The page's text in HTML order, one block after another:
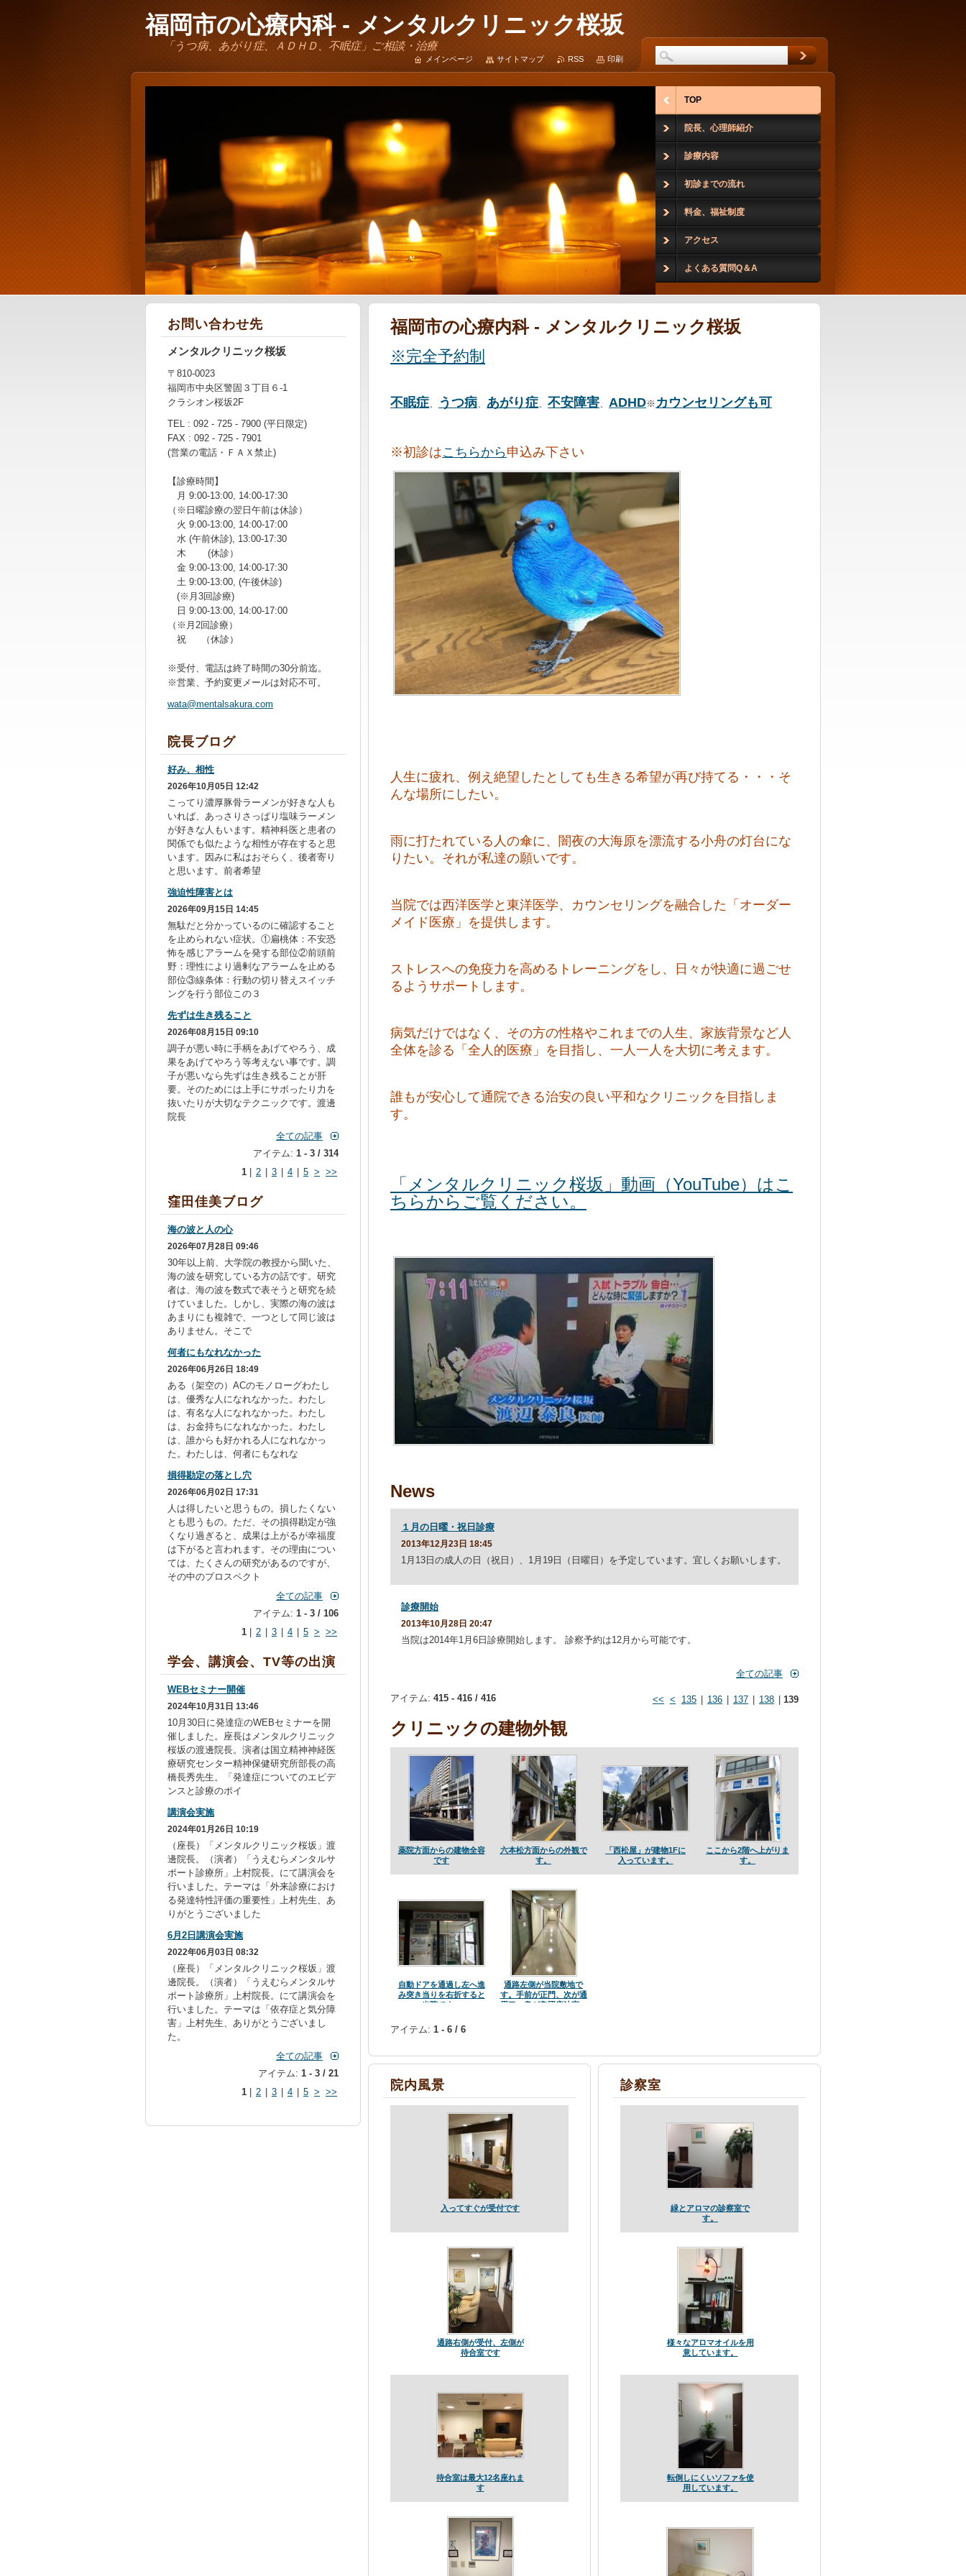
福岡市の心療内科 - メンタルクリニック桜坂
「うつ病、あがり症、ＡＤＨＤ、不眠症」ご相談・治療
福岡市の心療内科 - メンタルクリニック桜坂
※完全予約制
不眠症、 うつ病、 あがり症、 不安障害、 ADHD※ カウンセリングも可
※初診はこちらから申込み下さい
人生に疲れ、例え絶望したとしても生きる希望が再び持てる・・・そ
んな場所にしたい。
雨に打たれている人の傘に、闇夜の大海原を漂流する小舟の灯台にな
りたい。それが私達の願いです。
当院では西洋医学と東洋医学、カウンセリングを融合した「オーダー
メイド医療」を提供します。
ストレスへの免疫力を高めるトレーニングをし、日々が快適に過ごせ
るようサポートします。
病気だけではなく、その方の性格やこれまでの人生、家族背景など人
全体を診る「全人的医療」を目指し、一人一人を大切に考えます。
誰もが安心して通院できる治安の良い平和なクリニックを目指しま
す。
「メンタルクリニック桜坂」動画（YouTube）はこ
ちらからご覧ください。
News
１月の日曜・祝日診療
2013年12月23日 18:45
1月13日の成人の日（祝日）、1月19日（日曜日）を予定しています。宜しくお願いします。
診療開始
2013年10月28日 20:47
当院は2014年1月6日診療開始します。 診察予約は12月から可能です。
全ての記事
アイテム: 415 - 416 / 416 << < 135 136 137 138 139
クリニックの建物外観
薬院方面からの建物全容
です
六本松方面からの外観で
す。
「西松屋」が建物1Fに
入っています。
ここから2階へ上がりま
す。
自動ドアを通過し左へ進
み突き当りを右折すると
当院です。
通路左側が当院敷地で
す。手前が正門、次が通
用口、奥が集団療法室＋
アイテム: 1 - 6 / 6
院内風景
入ってすぐが受付です
通路右側が受付、左側が
待合室です
待合室は最大12名座れま
す
診察室
緑とアロマの診察室で
す。
様々なアロマオイルを用
意しています。
転倒しにくいソファを使
用しています。
お問い合わせ先
メンタルクリニック桜坂
〒810-0023
福岡市中央区警固３丁目６-1
クラシオン桜坂2F
TEL : 092 - 725 - 7900 (平日限定)
FAX : 092 - 725 - 7901
(営業の電話・ＦＡＸ禁止)
【診療時間】
月 9:00-13:00, 14:00-17:30
（※日曜診療の翌日午前は休診）
火 9:00-13:00, 14:00-17:00
水 (午前休診), 13:00-17:30
木 (休診）
金 9:00-13:00, 14:00-17:30
土 9:00-13:00, (午後休診)
(※月3回診療)
日 9:00-13:00, 14:00-17:00
（※月2回診療）
祝 （休診）
※受付、電話は終了時間の30分前迄。
※営業、予約変更メールは対応不可。
wata@mentalsakura.com
院長ブログ
好み、相性
2026年10月05日 12:42
こってり濃厚豚骨ラーメンが好きな人も
いれば、あっさりさっぱり塩味ラーメン
が好きな人もいます。精神科医と患者の
関係でも似たような相性が存在すると思
います。因みに私はおそらく、後者寄り
と思います。前者希望
強迫性障害とは
2026年09月15日 14:45
無駄だと分かっているのに確認すること
を止められない症状。①扁桃体：不安恐
怖を感じアラームを発する部位②前頭前
野：理性により過剰なアラームを止める
部位③線条体：行動の切り替えスイッチ
ングを行う部位この３
先ずは生き残ること
2026年08月15日 09:10
調子が悪い時に手柄をあげてやろう、成
果をあげてやろう等考えない事です。調
子が悪いなら先ずは生き残ることが肝
要。そのためには上手にサボったり力を
抜いたりが大切なテクニックです。渡邊
院長
全ての記事
アイテム: 1 - 3 / 314
1
2 3 4 5 > >>
窪田佳美ブログ
海の波と人の心
2026年07月28日 09:46
30年以上前、大学院の教授から聞いた、
海の波を研究している方の話です。研究
者は、海の波を数式で表そうと研究を続
けていました。しかし、実際の海の波は
あまりにも複雑で、一つとして同じ波は
ありません。そこで
何者にもなれなかった
2026年06月26日 18:49
ある（架空の）ACのモノローグわたし
は、優秀な人になれなかった。わたし
は、有名な人になれなかった。わたし
は、お金持ちになれなかった。わたし
は、誰からも好かれる人になれなかっ
た。わたしは、何者にもなれな
損得勘定の落とし穴
2026年06月02日 17:31
人は得したいと思うもの。損したくない
とも思うもの。ただ、その損得勘定が強
くなり過ぎると、成果は上がるが幸福度
は下がると言われます。その理由につい
ては、たくさんの研究があるのですが、
その中のプロスペクト
全ての記事
アイテム: 1 - 3 / 106
1
2 3 4 5 > >>
学会、講演会、TV等の出演
WEBセミナー開催
2024年10月31日 13:46
10月30日に発達症のWEBセミナーを開
催しました。座長はメンタルクリニック
桜坂の渡邊院長。演者は国立精神神経医
療研究センター精神保健研究所部長の高
橋長秀先生。「発達症についてのエビデ
ンスと診療のポイ
講演会実施
2024年01月26日 10:19
（座長）「メンタルクリニック桜坂」渡
邊院長。（演者）「うえむらメンタルサ
ポート診療所」上村院長。にて講演会を
行いました。テーマは「外来診療におけ
る発達特性評価の重要性」上村先生、あ
りがとうございました
6月2日講演会実施
2022年06月03日 08:32
（座長）「メンタルクリニック桜坂」渡
邊院長。（演者）「うえむらメンタルサ
ポート診療所」上村院長。にて講演会を
行いました。テーマは「依存症と気分障
害」上村先生、ありがとうございまし
た。
全ての記事
アイテム: 1 - 3 / 21
1
2 3 4 5 > >>
TOP
院長、心理師紹介
診療内容
初診までの流れ
料金、福祉制度
アクセス
よくある質問Q＆A
メインページ サイトマップ RSS 印刷